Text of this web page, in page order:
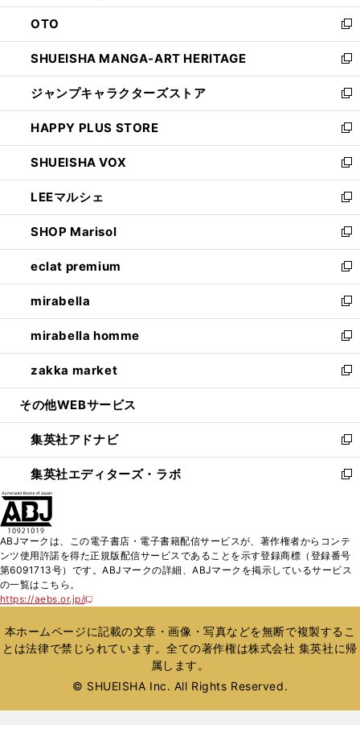
ウ
で
開
く
ン
ド
ウ
で
開
く
OTO
新
し
い
ウ
ィ
ン
ド
ウ
で
開
く
SHUEISHA MANGA-ART HERITAGE
新
し
い
ウ
ィ
ン
ド
ウ
で
開
く
ジャンプキャラクターズストア
新
し
い
ウ
ィ
ン
ド
ウ
で
開
く
HAPPY PLUS STORE
新
し
い
ウ
ィ
ン
ド
ウ
で
開
く
SHUEISHA VOX
新
し
い
ウ
ィ
ン
ド
ウ
で
開
く
LEEマルシェ
新
し
い
ウ
ィ
ン
ド
ウ
で
開
く
SHOP Marisol
新
し
い
ウ
ィ
ン
ド
ウ
で
開
eclat premium
新
し
い
ウ
ィ
ン
ド
ウ
開
く
mirabella
新
し
い
ウ
ィ
ン
ウ
で
開
く
mirabella homme
新
し
い
ウ
ン
ド
ウ
で
zakka market
新
し
ウ
ィ
ン
ド
く
その他WEBサービス
集英社アドナビ
新
し
い
ド
ウ
で
集英社エディターズ・ラボ
新
ィ
ン
ド
開
く
ABJマークは、この電子書店・電子書籍配信サービスが、著作権者からコンテ
ンツ使用許諾を得た正規版配信サービスであることを示す登録商標（登録番号
第6091713号）です。ABJマークの詳細、ABJマークを掲示しているサービス
の一覧はこちら。
https://aebs.or.jp/
新
い
ウ
ィ
ウ
本ホームページに記載の文章・画像・写真などを無断で複製するこ
とは法律で禁じられています。全ての著作権は株式会社 集英社に帰
属します。
© SHUEISHA Inc. All Rights Reserved.